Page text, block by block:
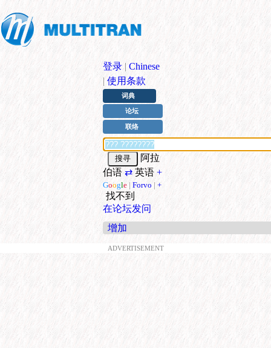
登录 | Chinese
| 使用条款
词典
论坛
联络
阿拉
伯语⇄ 英语 +
Google | Forvo | +
找不到
在论坛发问
增加
ADVERTISEMENT